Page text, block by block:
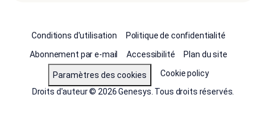
Conditions d'utilisation
Politique de confidentialité
Abonnement par e-mail
Accessibilité Plan du site
Paramètres des cookies
Cookie policy
Droits d'auteur © 2026 Genesys. Tous droits réservés.